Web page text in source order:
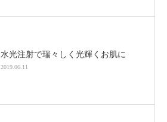
水光注射で瑞々しく光輝くお肌に
2019.06.11